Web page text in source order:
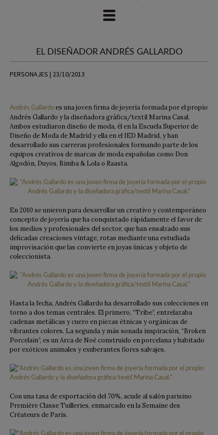
EL DISEÑADOR ANDRÉS GALLARDO
PERSONAJES | 23/10/2013
Andrés Gallardo es una joven firma de joyería formada por el propio
Andrés Gallardo y la diseñadora gráfica/textil Marina Casal.
Ambos estudiaron diseño de moda, él en la Escuela Superior de
Diseño de Moda de Madrid y ella en el IED Madrid, y han
desarrollado sus carreras profesionales formando parte de los
equipos creativos de marcas de moda españolas como Don
Algodón, Duyos, Bimba & Lola o Raasta.
En 2010 se unieron para desarrollar un creativo y contemporáneo
concepto de joyería que ha conquistado rápidamente el favor de
los medios y profesionales del sector, que han ensalzado sus
delicadas creaciones vintage, rotas mediante una estudiada
improvisación que las convierte en joyas únicas y objeto de
coleccionista.
Hasta la fecha, Andrés Gallardo ha desarrollado sus colecciones en
torno a dos temas centrales. El primero, “Tribe”, entrelazaba
cadenas metálicas y cuero en piezas étnicas y orgánicas de
vibrantes colores. La segunda y más sonada inspiración, “Broken
Porcelain”, es un Arca de Noé construido en porcelana y habitado
por exóticos animales y exuberantes flores salvajes.
Con una tasa de exportación del 70%, acude al salón parisino
Première Classe Tuilleries, enmarcado en la Semaine des
Créateurs de París.